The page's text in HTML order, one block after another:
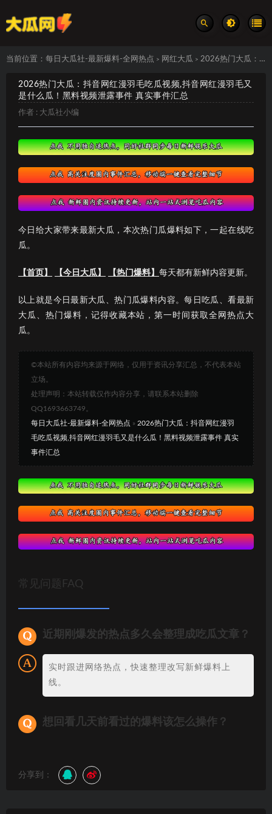
当前位置： 每日大瓜社-最新爆料-全网热点 > 网红大瓜 > 2026热门大瓜：抖音网红漫羽毛吃瓜视频,抖音网红漫羽毛又是什么瓜！黑料视频泄露事件 真实事件汇总
2026热门大瓜：抖音网红漫羽毛吃瓜视频,抖音网红漫羽毛又
是什么瓜！黑料视频泄露事件 真实事件汇总
作者 : 大瓜社小编
今日给大家带来最新大瓜，本次热门瓜爆料如下，一起在线吃
瓜。
【首页】 【今日大瓜】 【热门爆料】 每天都有新鲜内容更新。
以上就是今日最新大瓜、热门瓜爆料内容。每日吃瓜、看最新
大瓜、热门爆料，记得收藏本站，第一时间获取全网热点大
瓜。
©本站所有内容均来源于网络，仅用于资讯分享汇总，不代表本站
立场。
处理声明：本站转载仅作内容分享，请联系本站删除
QQ1693663749。
每日大瓜社-最新爆料-全网热点 » 2026热门大瓜：抖音网红漫羽
毛吃瓜视频,抖音网红漫羽毛又是什么瓜！黑料视频泄露事件 真实
事件汇总
常见问题FAQ
近期刚爆发的热点多久会整理成吃瓜文章？
实时跟进网络热点，快速整理改写新鲜爆料上
线。
想回看几天前看过的爆料该怎么操作？
分享到：